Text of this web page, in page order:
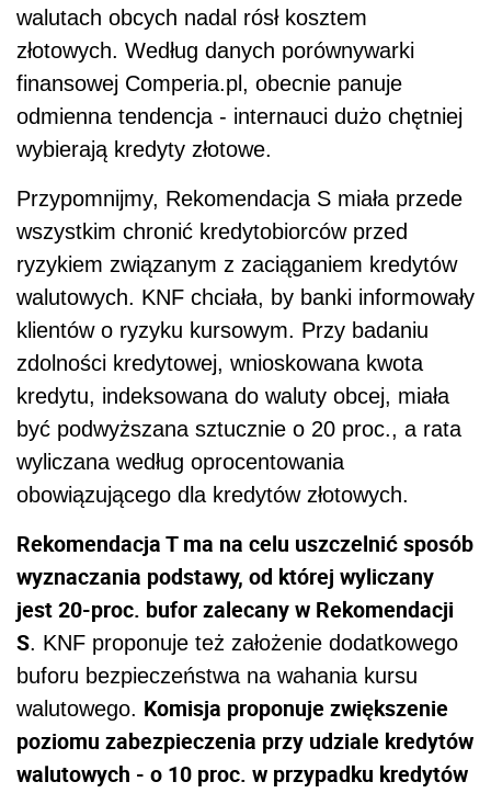
walutach obcych nadal rósł kosztem
złotowych. Według danych porównywarki
finansowej Comperia.pl, obecnie panuje
odmienna tendencja - internauci dużo chętniej
wybierają kredyty złotowe.
Przypomnijmy, Rekomendacja S miała przede
wszystkim chronić kredytobiorców przed
ryzykiem związanym z zaciąganiem kredytów
walutowych. KNF chciała, by banki informowały
klientów o ryzyku kursowym. Przy badaniu
zdolności kredytowej, wnioskowana kwota
kredytu, indeksowana do waluty obcej, miała
być podwyższana sztucznie o 20 proc., a rata
wyliczana według oprocentowania
obowiązującego dla kredytów złotowych.
Rekomendacja T ma na celu uszczelnić sposób
wyznaczania podstawy, od której wyliczany
jest 20-proc. bufor zalecany w Rekomendacji
S. KNF proponuje też założenie dodatkowego
buforu bezpieczeństwa na wahania kursu
walutowego. Komisja proponuje zwiększenie
poziomu zabezpieczenia przy udziale kredytów
walutowych - o 10 proc. w przypadku kredytów